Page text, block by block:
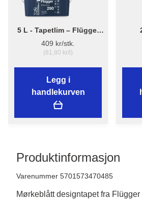
5 L - Tapetlim – Flügger
Adhesive 290
409 kr/stk.
(81,80 kr/l)
Legg i
handlekurven
Produktinformasjon
Varenummer 5701573470485
Mørkeblått designtapet fra